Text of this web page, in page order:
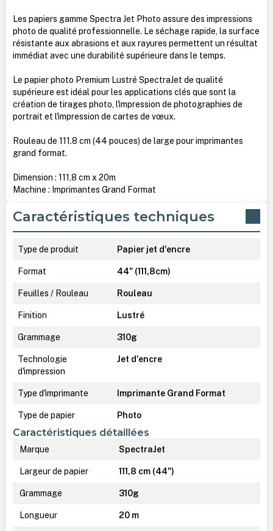
Les papiers gamme Spectra Jet Photo assure des impressions
photo de qualité professionnelle. Le séchage rapide, la surface
résistante aux abrasions et aux rayures permettent un résultat
immédiat avec une durabilité supérieure dans le temps.
Le papier photo Premium Lustré SpectraJet de qualité
supérieure est idéal pour les applications clés que sont la
création de tirages photo, l'impression de photographies de
portrait et l'impression de cartes de vœux.
Rouleau de 111.8 cm (44 pouces) de large pour imprimantes
grand format.
Dimension : 111,8 cm x 20m
Machine : Imprimantes Grand Format
Caractéristiques techniques
Type de produit Papier jet d'encre
Format 44" (111,8cm)
Feuilles / Rouleau Rouleau
Finition Lustré
Grammage 310g
Technologie
d'impression
Jet d'encre
Type d'imprimante Imprimante Grand Format
Type de papier Photo
Caractéristiques détaillées
Marque SpectraJet
Largeur de papier 111,8 cm (44")
Grammage 310g
Longueur 20 m